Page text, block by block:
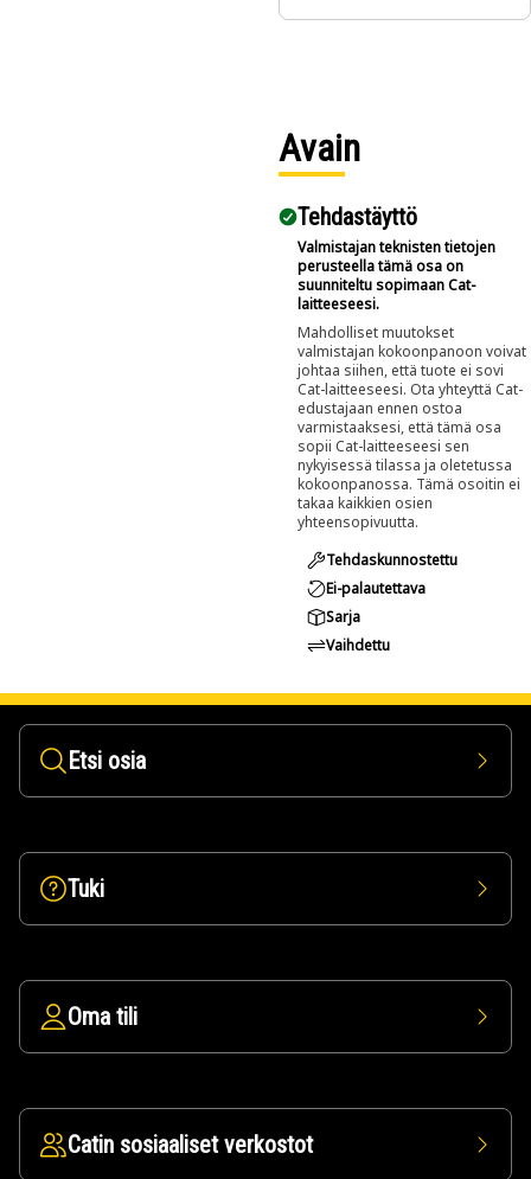
Avain
Tehdastäyttö
Valmistajan teknisten tietojen
perusteella tämä osa on
suunniteltu sopimaan Cat-
laitteeseesi.
Mahdolliset muutokset
valmistajan kokoonpanoon voivat
johtaa siihen, että tuote ei sovi
Cat-laitteeseesi. Ota yhteyttä Cat-
edustajaan ennen ostoa
varmistaaksesi, että tämä osa
sopii Cat-laitteeseesi sen
nykyisessä tilassa ja oletetussa
kokoonpanossa. Tämä osoitin ei
takaa kaikkien osien
yhteensopivuutta.
Tehdaskunnostettu
Ei-palautettava
Sarja
Vaihdettu
Etsi osia
Tuki
Oma tili
Catin sosiaaliset verkostot